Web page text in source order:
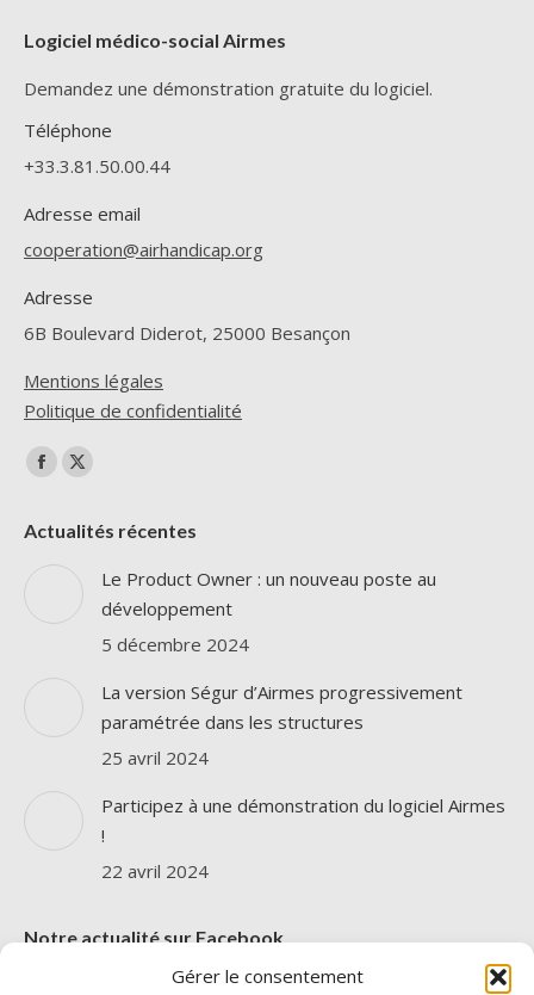
Gérer le consentement
Logiciel médico-social Airmes
Demandez une démonstration gratuite du logiciel.
Téléphone
+33.3.81.50.00.44
Adresse email
cooperation@airhandicap.org
Adresse
6B Boulevard Diderot, 25000 Besançon
Mentions légales
Politique de confidentialité
Trouvez nous sur :
La
Facebook
s'ouvre
une
fenêtre
La
X
s'ouvre
dans
fenêtre
Actualités récentes
Le Product Owner : un nouveau poste au
développement
5 décembre 2024
La version Ségur d’Airmes progressivement
paramétrée dans les structures
25 avril 2024
Participez à une démonstration du logiciel Airmes
!
22 avril 2024
Notre actualité sur Facebook